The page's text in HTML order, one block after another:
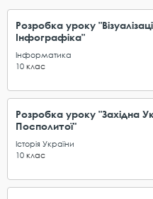
Розробка уроку
Інфографіка"
Інформатика
10 клас
Розробка уроку "Західна
Посполитої"
Історія України
10 клас